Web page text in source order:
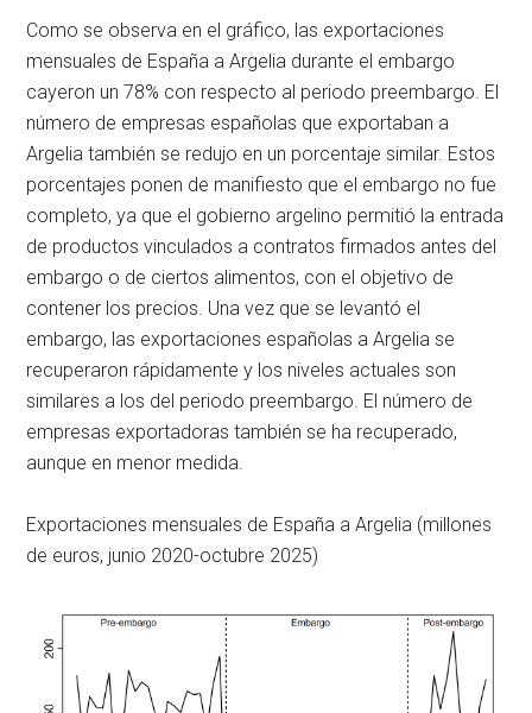
Como se observa en el gráfico, las exportaciones
mensuales de España a Argelia durante el embargo
cayeron un 78% con respecto al periodo preembargo. El
número de empresas españolas que exportaban a
Argelia también se redujo en un porcentaje similar. Estos
porcentajes ponen de manifiesto que el embargo no fue
completo, ya que el gobierno argelino permitió la entrada
de productos vinculados a contratos firmados antes del
embargo o de ciertos alimentos, con el objetivo de
contener los precios. Una vez que se levantó el
embargo, las exportaciones españolas a Argelia se
recuperaron rápidamente y los niveles actuales son
similares a los del periodo preembargo. El número de
empresas exportadoras también se ha recuperado,
aunque en menor medida.
Exportaciones mensuales de España a Argelia (millones
de euros, junio 2020-octubre 2025)